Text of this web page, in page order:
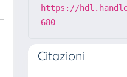
https://
680
Citazioni